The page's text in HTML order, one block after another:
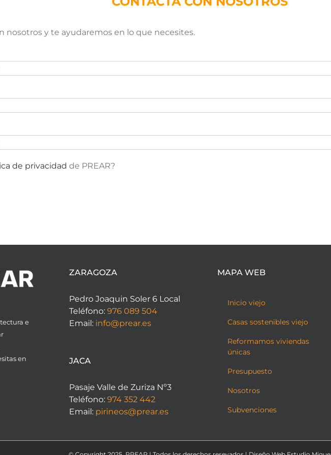
nosotros y te ayudaremos en lo que necesites.
de privacidad de PREAR?
e
en
ZARAGOZA
Pedro Joaquin Soler 6 Local
Teléfono: 976 089 504
Email: info@prear.es
JACA
Pasaje Valle de Zuriza Nº3
Teléfono: 974 352 442
Email: pirineos@prear.es
MAPA WEB
Inicio viejo
Casas sostenibles viejo
Reformamos viviendas
únicas
Presupuesto
Nosotros
Subvenciones